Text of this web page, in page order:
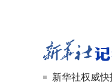
新华社权威